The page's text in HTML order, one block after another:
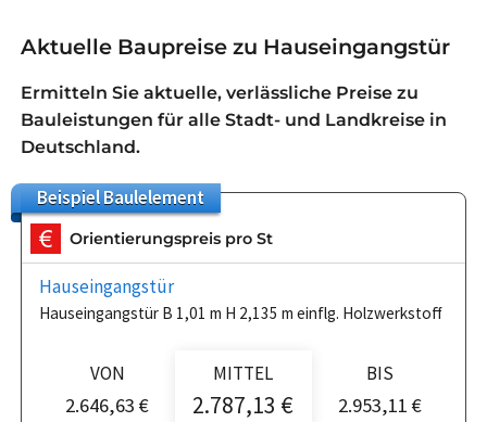
Aktuelle Baupreise zu Hauseingangstür
Ermitteln Sie aktuelle, verlässliche Preise zu
Bauleistungen für alle Stadt- und Landkreise in
Deutschland.
BeispielBaulelement
Orientierungspreis pro St
Hauseingangstür
Hauseingangstür B 1,01 m H 2,135 m einflg. Holzwerkstoff
VON
2.646,63 €
MITTEL
2.787,13 €
BIS
2.953,11 €